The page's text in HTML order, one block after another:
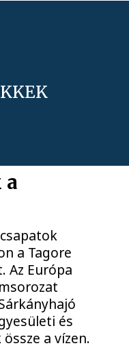
a
a Tagore
Az Európa
és
a vízen.